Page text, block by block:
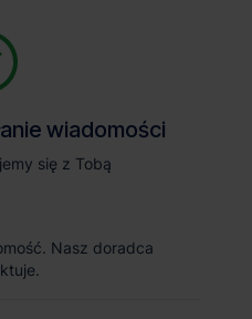
wiadomości
się z Tobą
Nasz doradca
od tego, na jakim etapie
Napisz do nas!
wiadomości
się z Tobą
Nasz doradca